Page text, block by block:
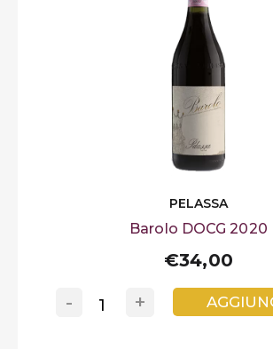
PELASSA
Barolo DOCG 2020
€34,00
+
-